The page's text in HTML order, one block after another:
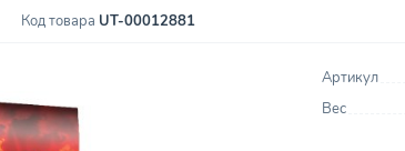
Код товара UT-00012881
Артикул
Вес